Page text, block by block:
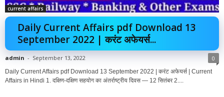
current affairs
Daily Current Affairs pdf Download 13
September 2022 | करंट अफेयर्स...
admin - September 13, 2022 0
Daily Current Affairs pdf Download 13 September 2022 | करंट अफेयर्स | Current
Affairs in Hindi 1. दक्षिण-दक्षिण सहयोग का अंतर्राष्ट्रीय दिवस — 12 सितंबर 2....